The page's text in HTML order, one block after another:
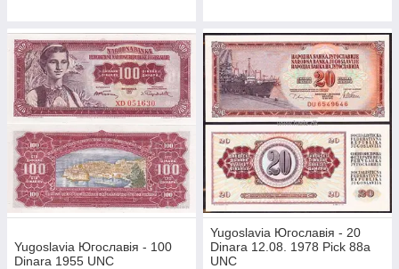
Yugoslavia Югославія - 100
Dinara 1955 UNC
Yugoslavia Югославія - 20
Dinara 12.08. 1978 Pick 88a
UNC